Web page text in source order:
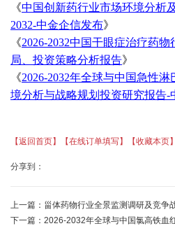
《中国创新药行业市场环境分析
2032-中金企信发布》
《2026-2032中国干眼症治疗药
局、投资策略分析报告》
《2026-2032年全球与中国急性
境分析与战略规划投资研究报告-
【返回首页】 【在线订单填写】 【收藏本页】
分享到：
上一篇： 甾体药物行业全景监测调研及竞争
下一篇： 2026-2032年全球与中国氯高铁血红素药物市场全景